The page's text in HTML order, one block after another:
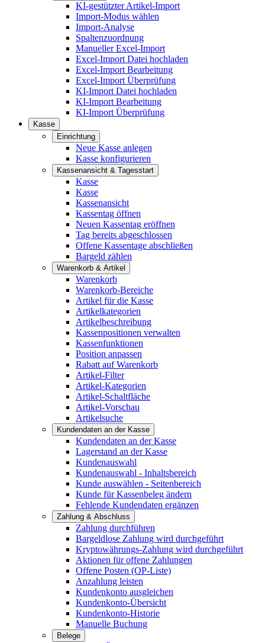
KI-gestützter Artikel-Import
Import-Modus wählen
Import-Analyse
Spaltenzuordnung
Manueller Excel-Import
Excel-Import Datei hochladen
Excel-Import Bearbeitung
Excel-Import Überprüfung
KI-Import Datei hochladen
KI-Import Bearbeitung
KI-Import Überprüfung
Kasse
Einrichtung
Neue Kasse anlegen
Kasse konfigurieren
Kassenansicht & Tagesstart
Kasse
Kasse
Kassenansicht
Kassentag öffnen
Neuen Kassentag eröffnen
Tag bereits abgeschlossen
Offene Kassentage abschließen
Bargeld zählen
Warenkorb & Artikel
Warenkorb
Warenkorb-Bereiche
Artikel für die Kasse
Artikelkategorien
Artikelbeschreibung
Kassenpositionen verwalten
Kassenfunktionen
Position anpassen
Rabatt auf Warenkorb
Artikel-Filter
Artikel-Kategorien
Artikel-Schaltfläche
Artikel-Vorschau
Artikelsuche
Kundendaten an der Kasse
Kundendaten an der Kasse
Lagerstand an der Kasse
Kundenauswahl
Kundenauswahl - Inhaltsbereich
Kunde auswählen - Seitenbereich
Kunde für Kassenbeleg ändern
Fehlende Kundendaten ergänzen
Zahlung & Abschluss
Zahlung durchführen
Bargeldlose Zahlung wird durchgeführt
Kryptowährungs-Zahlung wird durchgeführt
Aktionen für offene Zahlungen
Offene Posten (OP-Liste)
Anzahlung leisten
Kundenkonto ausgleichen
Kundenkonto-Übersicht
Kundenkonto-Historie
Manuelle Buchung
Belege